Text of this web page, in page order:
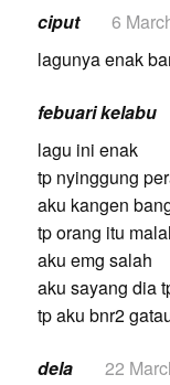
ciput 6
lagunya enak
febuari kelabu
lagu ini enak
tp nyinggung
aku kangen
tp orang itu
aku emg salah
aku sayang dia
tp aku bnr2
dela 22